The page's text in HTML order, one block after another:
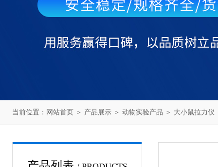
当前位置： 网站首页 ＞ 产品展示 ＞ 动物实验产品 ＞ 大小鼠拉力仪